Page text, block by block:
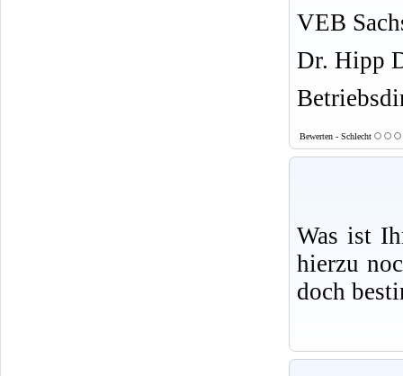
VEB
Dr. Hipp
Bewerten - Schlecht
Was ist
hierzu
doch